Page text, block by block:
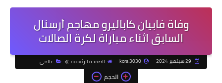
وفاة فابيان كاباليرو مهاجم أرسنال
السابق اثناء مباراة لكرة الصالات
kora 3030 الصفحة الرئيسية عالمى
الحجم